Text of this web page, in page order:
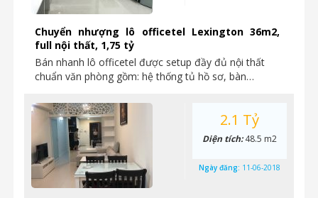
Chuyển nhượng lô officetel Lexington 36m2,
full nội thất, 1,75 tỷ
Bán nhanh lô officetel được setup đầy đủ nội thất
chuẩn văn phòng gồm: hệ thống tủ hồ sơ, bàn…
2.1 Tỷ
Diện tích:48.5 m2
Ngày đăng: 11-06-2018